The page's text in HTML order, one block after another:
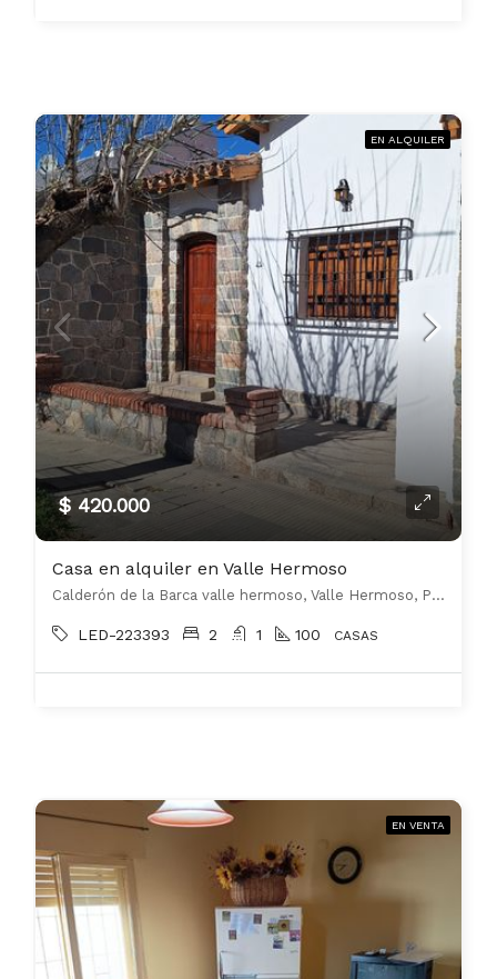
EN ALQUILER
$ 420.000
Casa en alquiler en Valle Hermoso
Calderón de la Barca valle hermoso, Valle Hermoso, Punilla
LED-223393 2 1 100 CASAS
EN VENTA